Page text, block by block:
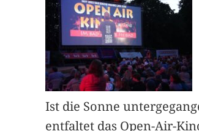
Ist die Sonne
entfaltet das Open-Air-